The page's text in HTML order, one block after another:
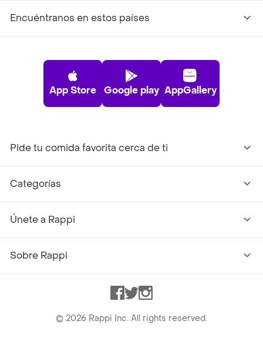
Encuéntranos en estos países
App Store Google play AppGallery
Pide tu comida favorita cerca de ti
Categorías
Únete a Rappi
Sobre Rappi
Facebook
TwitterInstagram
© 2026 Rappi Inc. All rights reserved.